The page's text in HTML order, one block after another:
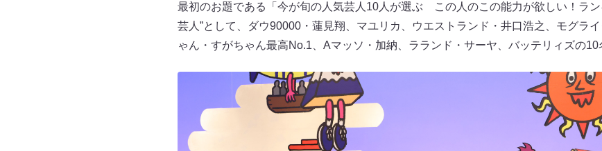
最初のお題である「今が旬の人気芸人10人が選ぶ この人のこの能力が欲しい！ラン
芸人”として、ダウ90000・蓮見翔、マユリカ、ウエストランド・井口浩之、モグラ
ゃん・すがちゃん最高No.1、Aマッソ・加納、ラランド・サーヤ、バッテリィズの10